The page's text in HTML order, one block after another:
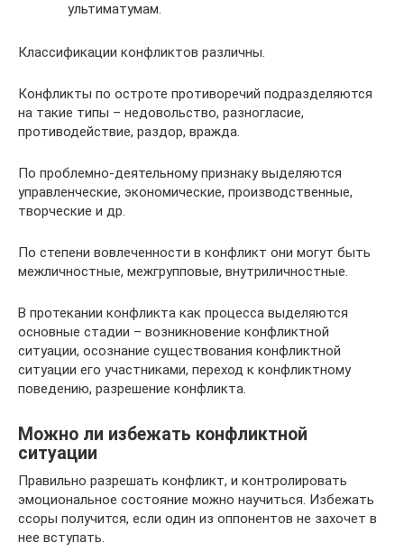
ультиматумам.
Классификации конфликтов различны.
Конфликты по остроте противоречий подразделяются
на такие типы – недовольство, разногласие,
противодействие, раздор, вражда.
По проблемно-деятельному признаку выделяются
управленческие, экономические, производственные,
творческие и др.
По степени вовлеченности в конфликт они могут быть
межличностные, межгрупповые, внутриличностные.
В протекании конфликта как процесса выделяются
основные стадии – возникновение конфликтной
ситуации, осознание существования конфликтной
ситуации его участниками, переход к конфликтному
поведению, разрешение конфликта.
Можно ли избежать конфликтной
ситуации
Правильно разрешать конфликт, и контролировать
эмоциональное состояние можно научиться. Избежать
ссоры получится, если один из оппонентов не захочет в
нее вступать.